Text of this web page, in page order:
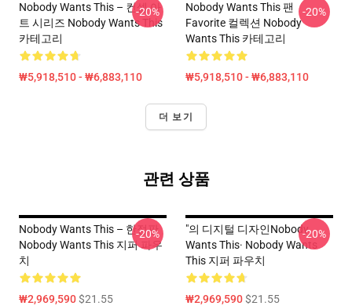
Nobody Wants This – 컨셉 아
트 시리즈 Nobody Wants This
카테고리
₩5,918,510 - ₩6,883,110
-20%
Nobody Wants This 팬
Favorite 컬렉션 Nobody
Wants This 카테고리
₩5,918,510 - ₩6,883,110
-20%
더 보기
관련 상품
Nobody Wants This – 한정판
Nobody Wants This 지퍼 파우
치
₩2,969,590$21.55
-20%
"의 디지털 디자인Nobody
Wants This· Nobody Wants
This 지퍼 파우치
₩2,969,590$21.55
-20%